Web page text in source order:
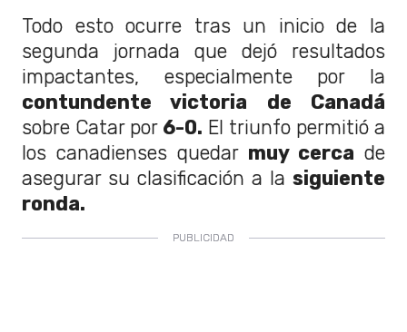
Todo esto ocurre tras un inicio de la
segunda jornada que dejó resultados
impactantes, especialmente por la
contundente victoria de Canadá
sobre Catar por 6-0. El triunfo permitió a
los canadienses quedar muy cerca de
asegurar su clasificación a la siguiente
ronda.